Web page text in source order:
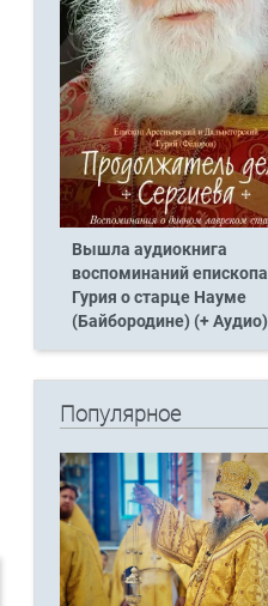
Вышла аудиокнига
воспоминаний епископа
Гурия о старце Науме
(Байбородине) (+ Аудио)
Популярное